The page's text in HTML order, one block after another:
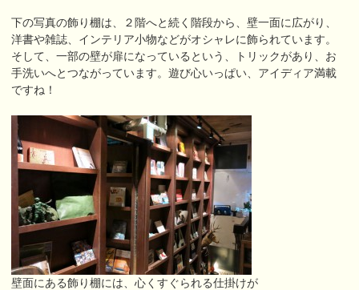
下の写真の飾り棚は、２階へと続く階段から、壁一面に広がり、
洋書や雑誌、インテリア小物などがオシャレに飾られています。
そして、一部の壁が扉になっているという、トリックがあり、お
手洗いへとつながっています。遊び心いっぱい、アイディア満載
ですね！
壁面にある飾り棚には、心くすぐられる仕掛けが